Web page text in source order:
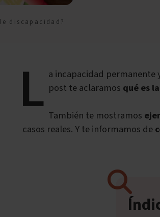
discapacidad?
L a incapacidad permanente
post te aclaramos qué es
También te mostramos
casos reales. Y te informamos de